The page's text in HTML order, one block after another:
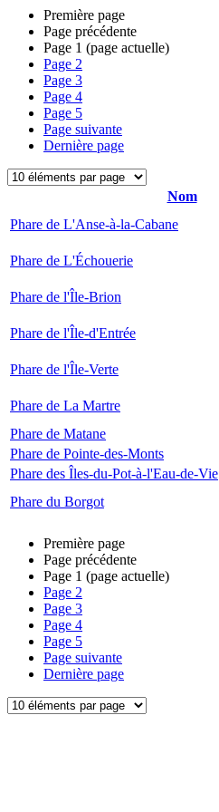
Première page
Page précédente
Page 1 (page actuelle)
Page 2
Page 3
Page 4
Page 5
Page suivante
Dernière page
Nom
Phare de L'Anse-à-la-Cabane
Phare de L'Échouerie
Phare de l'Île-Brion
Phare de l'Île-d'Entrée
Phare de l'Île-Verte
Phare de La Martre
Phare de Matane
Phare de Pointe-des-Monts
Phare des Îles-du-Pot-à-l'Eau-de-Vie
Phare du Borgot
Première page
Page précédente
Page 1 (page actuelle)
Page 2
Page 3
Page 4
Page 5
Page suivante
Dernière page